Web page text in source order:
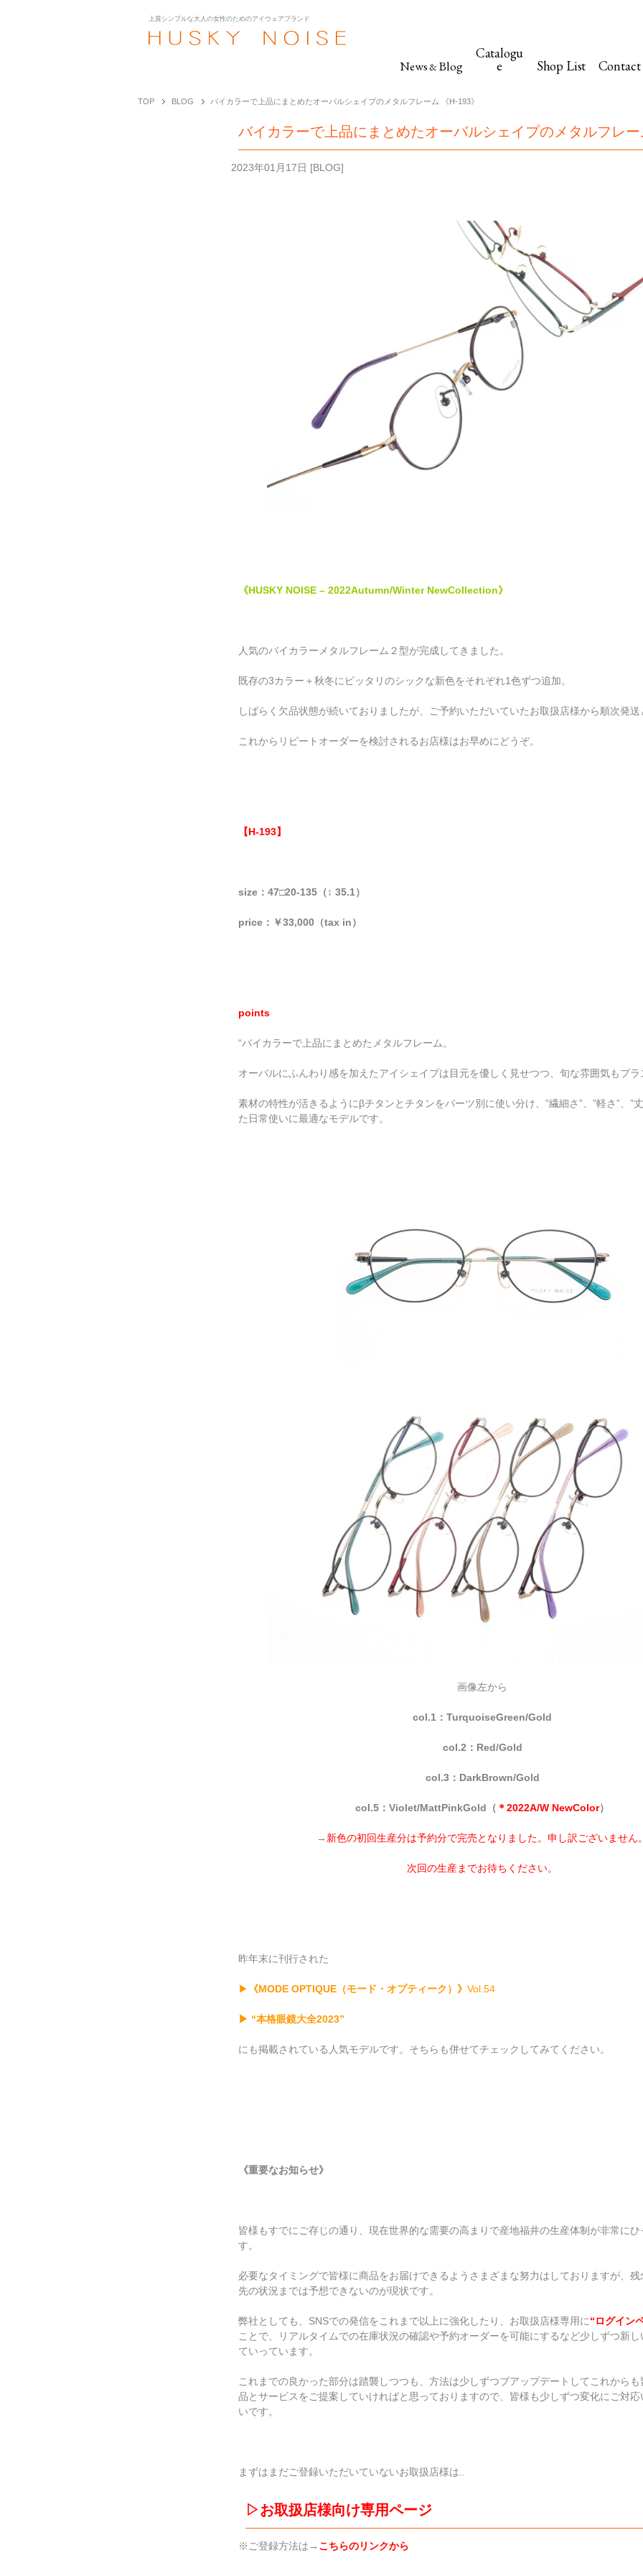
上質シンプルな大人の女性のためのアイウェアブランド
News &Blog
Catalogu
e Shop List Contact
TOP BLOG バイカラーで上品にまとめたオーバルシェイプのメタルフレーム 《H-193》
バイカラーで上品にまとめたオーバルシェイプのメタルフレ
2023年01月17日 [BLOG]
《HUSKY NOISE – 2022Autumn/Winter NewCollection》
人気のバイカラーメタルフレーム２型が完成してきました。
既存の3カラー＋秋冬にピッタリのシックな新色をそれぞれ1色ずつ追加。
しばらく欠品状態が続いておりましたが、ご予約いただいていたお取扱店様から順次発
これからリピートオーダーを検討されるお店様はお早めにどうぞ。
【H-193】
size：47□20-135（↕ 35.1）
price：￥33,000（tax in）
points
“バイカラーで上品にまとめたメタルフレーム。
オーバルにふんわり感を加えたアイシェイプは目元を優しく見せつつ、旬な雰囲気もプラ
素材の特性が活きるようにβチタンとチタンをパーツ別に使い分け、”繊細さ”、”軽さ”、”
た日常使いに最適なモデルです。
画像左から
col.1：TurquoiseGreen/Gold
col.2：Red/Gold
col.3：DarkBrown/Gold
col.5：Violet/MattPinkGold（ ＊2022A/W NewColor）
→ 新色の初回生産分は予約分で完売となりました。申し訳ございません
次回の生産までお待ちください。
昨年末に刊行された
▶ 《MODE OPTIQUE（モード・オプティーク）》 Vol.54
▶ “本格眼鏡大全2023”
にも掲載されている人気モデルです。そちらも併せてチェックしてみてください。
《重要なお知らせ》
皆様もすでにご存じの通り、現在世界的な需要の高まりで産地福井の生産体制が非常に
す。
必要なタイミングで皆様に商品をお届けできるようさまざまな努力はしておりますが、
先の状況までは予想できないのが現状です。
弊社としても、SNSでの発信をこれまで以上に強化したり、お取扱店様専用に“ログイン
ことで、リアルタイムでの在庫状況の確認や予約オーダーを可能にするなど少しずつ新
ていっています。
これまでの良かった部分は踏襲しつつも、方法は少しずつブアップデートしてこれから
品とサービスをご提案していければと思っておりますので、皆様も少しずつ変化にご対
いです。
まずはまだご登録いただいていないお取扱店様は..
▷お取扱店様向け専用ページ
※ご登録方法は→ こちらのリンクから